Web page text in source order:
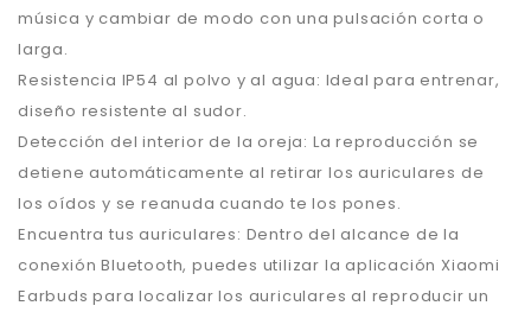
música y cambiar de modo con una pulsación corta o
larga.
Resistencia IP54 al polvo y al agua: Ideal para entrenar,
diseño resistente al sudor.
Detección del interior de la oreja: La reproducción se
detiene automáticamente al retirar los auriculares de
los oídos y se reanuda cuando te los pones.
Encuentra tus auriculares: Dentro del alcance de la
conexión Bluetooth, puedes utilizar la aplicación Xiaomi
Earbuds para localizar los auriculares al reproducir un